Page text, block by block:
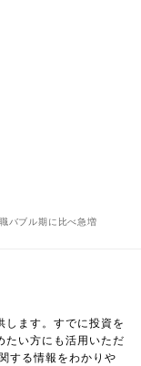
バブル期に比べ急増
します。すでに投資を
たい方にも活用いただ
する情報をわかりや